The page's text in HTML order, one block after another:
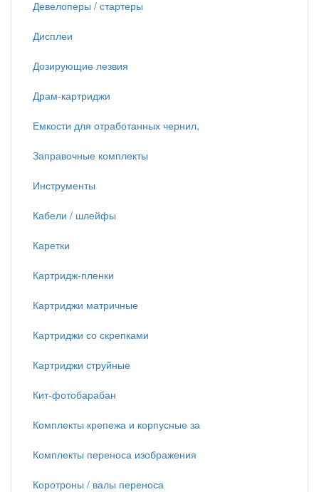
Девелоперы / стартеры
Дисплеи
Дозирующие лезвия
Драм-картриджи
Емкости для отработанных чернил,
Заправочные комплекты
Инструменты
Кабели / шлейфы
Каретки
Картридж-пленки
Картриджи матричные
Картриджи со скрепками
Картриджи струйные
Кит-фотобарабан
Комплекты крепежа и корпусные за
Комплекты переноса изображения
Коротроны / валы переноса